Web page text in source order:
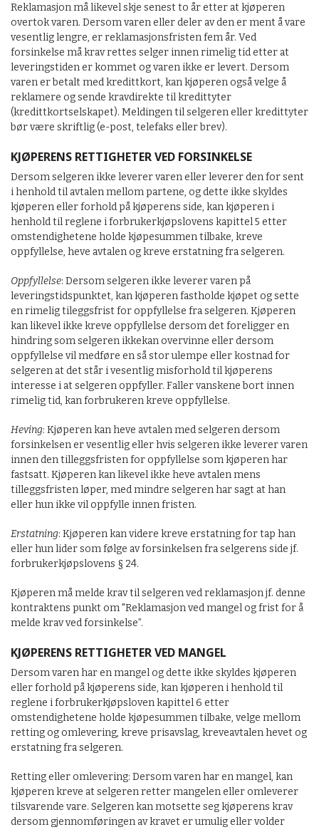
Reklamasjon må likevel skje senest to år etter at kjøperen
overtok varen. Dersom varen eller deler av den er ment å vare
vesentlig lengre, er reklamasjonsfristen fem år. Ved
forsinkelse må krav rettes selger innen rimelig tid etter at
leveringstiden er kommet og varen ikke er levert. Dersom
varen er betalt med kredittkort, kan kjøperen også velge å
reklamere og sende kravdirekte til kredittyter
(kredittkortselskapet). Meldingen til selgeren eller kredittyter
bør være skriftlig (e-post, telefaks eller brev).
KJØPERENS RETTIGHETER VED FORSINKELSE
Dersom selgeren ikke leverer varen eller leverer den for sent
i henhold til avtalen mellom partene, og dette ikke skyldes
kjøperen eller forhold på kjøperens side, kan kjøperen i
henhold til reglene i forbrukerkjøpslovens kapittel 5 etter
omstendighetene holde kjøpesummen tilbake, kreve
oppfyllelse, heve avtalen og kreve erstatning fra selgeren.
Oppfyllelse: Dersom selgeren ikke leverer varen på
leveringstidspunktet, kan kjøperen fastholde kjøpet og sette
en rimelig tileggsfrist for oppfyllelse fra selgeren. Kjøperen
kan likevel ikke kreve oppfyllelse dersom det foreligger en
hindring som selgeren ikkekan overvinne eller dersom
oppfyllelse vil medføre en så stor ulempe eller kostnad for
selgeren at det står i vesentlig misforhold til kjøperens
interesse i at selgeren oppfyller. Faller vanskene bort innen
rimelig tid, kan forbrukeren kreve oppfyllelse.
Heving: Kjøperen kan heve avtalen med selgeren dersom
forsinkelsen er vesentlig eller hvis selgeren ikke leverer varen
innen den tilleggsfristen for oppfyllelse som kjøperen har
fastsatt. Kjøperen kan likevel ikke heve avtalen mens
tilleggsfristen løper, med mindre selgeren har sagt at han
eller hun ikke vil oppfylle innen fristen.
Erstatning: Kjøperen kan videre kreve erstatning for tap han
eller hun lider som følge av forsinkelsen fra selgerens side jf.
forbrukerkjøpslovens § 24.
Kjøperen må melde krav til selgeren ved reklamasjon jf. denne
kontraktens punkt om "Reklamasjon ved mangel og frist for å
melde krav ved forsinkelse”.
KJØPERENS RETTIGHETER VED MANGEL
Dersom varen har en mangel og dette ikke skyldes kjøperen
eller forhold på kjøperens side, kan kjøperen i henhold til
reglene i forbrukerkjøpsloven kapittel 6 etter
omstendighetene holde kjøpesummen tilbake, velge mellom
retting og omlevering, kreve prisavslag, kreveavtalen hevet og
erstatning fra selgeren.
Retting eller omlevering: Dersom varen har en mangel, kan
kjøperen kreve at selgeren retter mangelen eller omleverer
tilsvarende vare. Selgeren kan motsette seg kjøperens krav
dersom gjennomføringen av kravet er umulig eller volder